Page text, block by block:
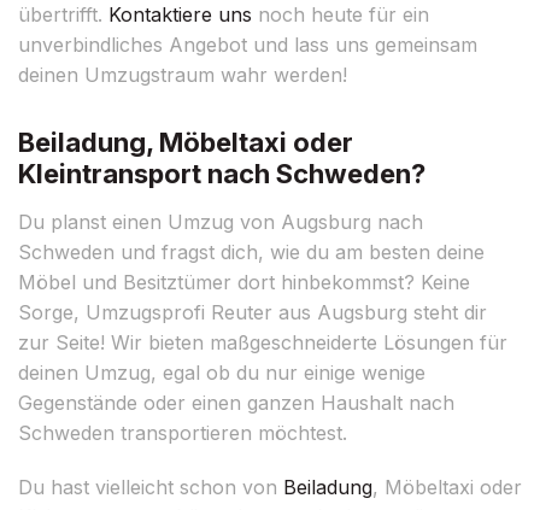
übertrifft. Kontaktiere uns noch heute für ein
unverbindliches Angebot und lass uns gemeinsam
deinen Umzugstraum wahr werden!
Beiladung, Möbeltaxi oder
Kleintransport nach Schweden?
Du planst einen Umzug von Augsburg nach
Schweden und fragst dich, wie du am besten deine
Möbel und Besitztümer dort hinbekommst? Keine
Sorge, Umzugsprofi Reuter aus Augsburg steht dir
zur Seite! Wir bieten maßgeschneiderte Lösungen für
deinen Umzug, egal ob du nur einige wenige
Gegenstände oder einen ganzen Haushalt nach
Schweden transportieren möchtest.
Du hast vielleicht schon von Beiladung, Möbeltaxi oder